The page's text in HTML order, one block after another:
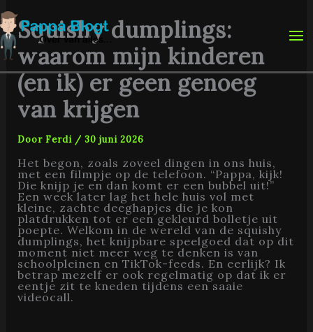
naar
de
inhoudSquishy dumplings:
waarom mijn kinderen
(en ik) er geen genoeg
van krijgen
Door Ferdi / 30 juni 2026
Het begon, zoals zoveel dingen in ons huis,
met een filmpje op de telefoon. “Pappa, kijk!
Die knijp je en dan komt er een bubbel uit!”
Een week later lag het hele huis vol met
kleine, zachte deeghapjes die je kon
platdrukken tot er een gekleurd bolletje uit
poepte. Welkom in de wereld van de squishy
dumplings, het knijpbare speelgoed dat op dit
moment niet meer weg te denken is van
schoolpleinen en TikTok-feeds. En eerlijk? Ik
betrap mezelf er ook regelmatig op dat ik er
eentje zit te kneden tijdens een saaie
videocall.